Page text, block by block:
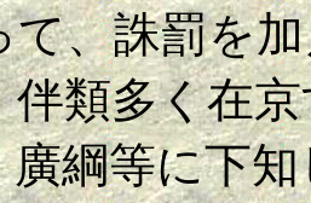
て、誅罰を
多く在京
廣綱等に下